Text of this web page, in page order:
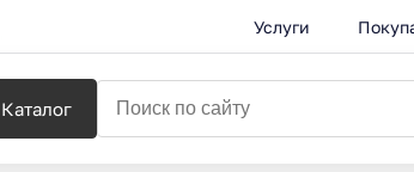
Услуги
Каталог